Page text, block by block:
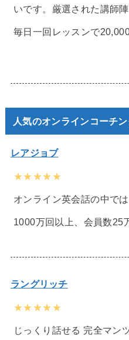
いです。厳選された講師
毎日一回レッスンで
人気のオンラインコーチン
レアジョブ
★★★★★
オンライン英会話の中で
1000万回以上、会員数25
ラングリッチ
★★★★★
じっくり話せる 完全マン